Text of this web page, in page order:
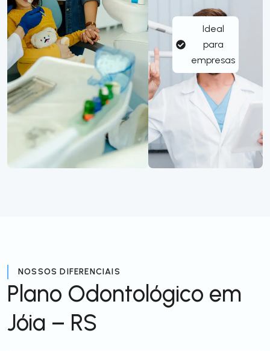
Ideal
para
empresas
NOSSOS DIFERENCIAIS
Plano Odontológico em
Jóia – RS